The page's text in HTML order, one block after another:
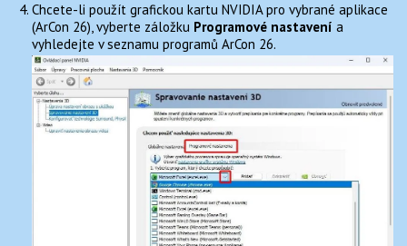
Chcete-li použít grafickou kartu NVIDIA pro vybrané aplikace
(ArCon 26), vyberte záložku Programové nastavení a
vyhledejte v seznamu programů ArCon 26.